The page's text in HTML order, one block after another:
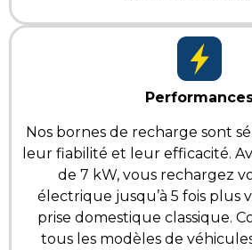
Nos bornes de recharge sont
leur fiabilité et leur efficacité.
de 7 kW, vous rechargez
électrique jusqu’à 5 fois plus
prise domestique classique.
tous les modèles de